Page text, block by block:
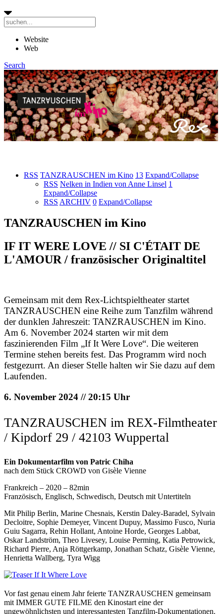
Website
Web
Search
RSS TANZRAUSCHEN im Kino 13 Expand/Collapse
RSS Nelken in Indien von Anne Linsel 1
Expand/Collapse
RSS ARCHIV 0 Expand/Collapse
TANZRAUSCHEN im Kino
IF IT WERE LOVE // SI C'ÉTAIT DE
L'AMOUR / französischer Originaltitel
Gemeinsam mit dem Rex-Lichtspieltheater startet
TANZRAUSCHEN eine Reihe zum Tanzfilm während
der dunklen Jahreszeit: TANZRAUSCHEN im Kino.
Am 6. November 2024 starten wir mit dem
faszinierenden Film „If It Were Love“. Die weiteren
Termine stehen bereits fest. Das Programm wird noch
festgezurrt. An dieser Stelle halten wir Sie dazu auf dem
Laufenden.
6. November 2024 // 20:15 Uhr
TANZRAUSCHEN im REX-Filmtheater
/ Kipdorf 29 / 42103 Wuppertal
Ein Dokumentarfilm von Patric Chiha
nach dem Stück CROWD von Gisèle Vienne
Frankreich – 2020 – 82min
Französisch, Englisch, Schwedisch, Deutsch mit Untertiteln
Mit Philip Berlin, Marine Chesnais, Kerstin Daley-Baradel, Sylvain
Decloitre, Sophie Demeyer, Vincent Dupuy, Massimo Fusco, Nuria
Guiu Sagarra, Rehin Hollant, Antoine Horde, Georges Labbat,
Oskar Landström, Theo Livesey, Louise Perming, Katia Petrowick,
Richard Pierre, Anja Röttgerkamp, Jonathan Schatz, Gisèle Vienne,
Henrietta Wallberg, Tyra Wigg
Vor fast genau einem Jahr feierte TANZRAUSCHEN gemeinsam
mit IMMER GUTE FILME den Kinostart eine der
ungewöhnlichsten und interessantesten Tanzfilm-Dokumentationen.